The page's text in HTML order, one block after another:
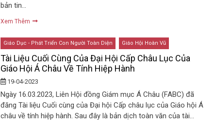
bản tin…
Xem Thêm
Giáo Dục - Phát Triển Con Người Toàn Diện Giáo Hội Hoàn Vũ
Tài Liệu Cuối Cùng Của Đại Hội Cấp Châu Lục Của
Giáo Hội Á Châu Về Tính Hiệp Hành
19-04-2023
Ngày 16.03.2023, Liên Hội đồng Giám mục Á Châu (FABC) đã
đăng Tài liệu Cuối cùng của Đại hội Cấp châu lục của Giáo hội Á
châu về tính hiệp hành. Sau đây là bản dịch toàn văn của tài…